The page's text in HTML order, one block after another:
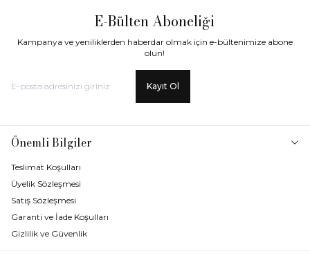
E-Bülten Aboneliği
Kampanya ve yeniliklerden haberdar olmak için e-bültenimize abone
olun!
Kayıt Ol
Önemli Bilgiler
Teslimat Koşulları
Üyelik Sözleşmesi
Satış Sözleşmesi
Garanti ve İade Koşulları
Gizlilik ve Güvenlik